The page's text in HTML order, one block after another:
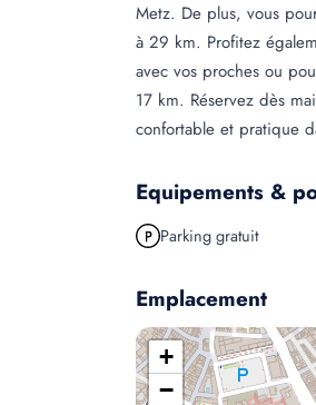
Metz. De plus, vous
à 29 km. Profitez
avec vos proches ou
17 km. Réservez dès
confortable et pratique
Equipements &
Parking gratuit
Emplacement
+
−